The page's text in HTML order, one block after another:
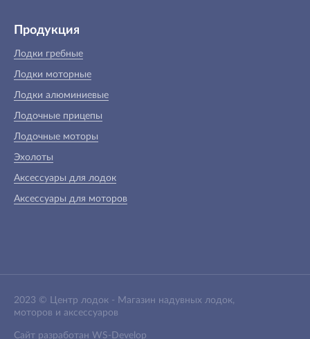
Продукция
Лодки гребные
Лодки моторные
Лодки алюминиевые
Лодочные прицепы
Лодочные моторы
Эхолоты
Аксессуары для лодок
Аксессуары для моторов
2023 © Центр лодок - Магазин надувных лодок,
моторов и аксессуаров
Сайт разработан WS-Develop